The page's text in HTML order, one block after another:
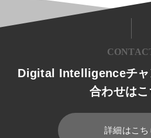
Digital Intelligenceチャ
合わせはこ
詳細はこち